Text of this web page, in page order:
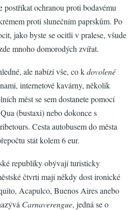
postříkat ochranou proti bodavému
proti slunečním paprskům. Po
jako byste se ocitli v pralese, všude
mnoho domorodých zvířat.
ale nabízí vše, co kdovolené
internetové kavárny, několik
měst se sem dostanete pomocí
(bustaxi) nebo dokonce s
Cesta autobusem do města
stát kolem 6 eur.
republiky obývají turisticky
čtvrti mají někdy dost ironické
Acapulco, Buenos Aires anebo
Carnaverengue, jedná se o